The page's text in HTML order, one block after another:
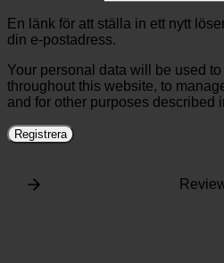
En länk för att ställa in ett nytt
din e-postadress.
Your personal data will be used
throughout this website, to
and for other purposes described
Registrera